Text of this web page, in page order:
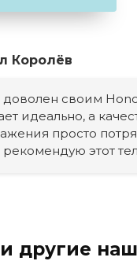
Королёв
доволен своим
идеально, а
просто
этот
другие